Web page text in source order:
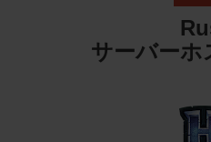
サーバーホ